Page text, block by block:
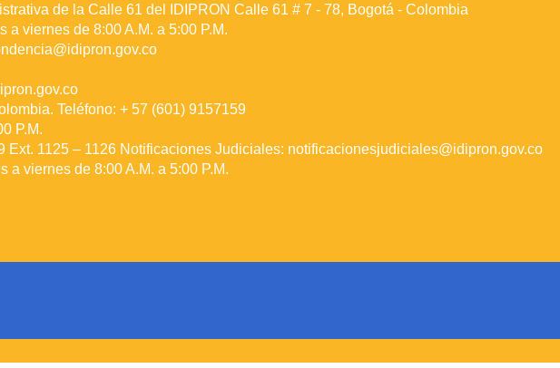
de la Calle 61 del IDIPRON Calle 61 # 7 - 78, Bogotá - Colombia
viernes de 8:00 A.M. a 5:00 P.M.
Teléfono: + 57 (601) 9157159
P.M.
Ext. 1125 – 1126 Notificaciones Judiciales: notificacionesjudiciales@idipron.gov.co
a viernes de 8:00 A.M. a 5:00 P.M.